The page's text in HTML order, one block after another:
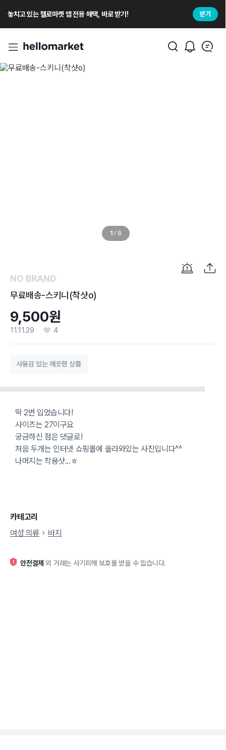
놓치고 있는 헬로마켓 앱 전용 해택, 바로 받기! 받기
1 / 8
NO BRAND
무료배송-스키니(착샷o)
9,500원
11.11.29 4
사용감 있는 깨끗한 상품
딱 2번 입었습니다!
사이즈는 27이구요
궁금하신 점은 댓글로!
처음 두개는 인터넷 쇼핑몰에 올라와있는 사진입니다^^
나머지는 착용샷...ㅎ
카테고리
여성 의류
바지
안전결제 외 거래는 사기피해 보호를 받을 수 없습니다.